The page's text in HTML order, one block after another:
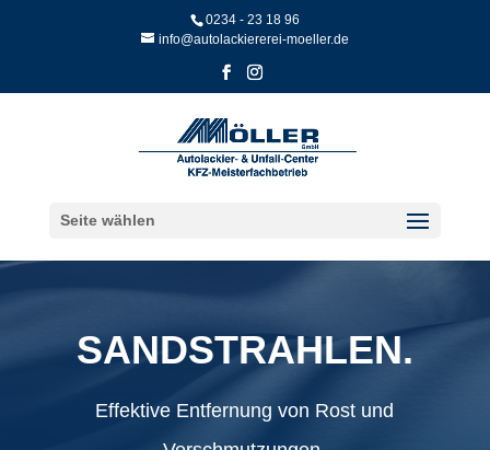
0234 - 23 18 96
info@autolackiererei-moeller.de
Seite wählen
SAND­STRAHLEN.
Effektive Entfernung von Rost und